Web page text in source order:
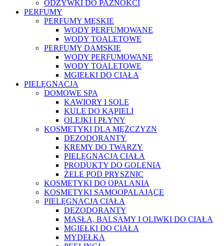
ODŻYWKI DO PAZNOKCI
PERFUMY
PERFUMY MĘSKIE
WODY PERFUMOWANE
WODY TOALETOWE
PERFUMY DAMSKIE
WODY PERFUMOWANE
WODY TOALETOWE
MGIEŁKI DO CIAŁA
PIELĘGNACJA
DOMOWE SPA
KAWIORY I SOLE
KULE DO KĄPIELI
OLEJKI I PŁYNY
KOSMETYKI DLA MĘŻCZYZN
DEZODORANTY
KREMY DO TWARZY
PIELĘGNACJA CIAŁA
PRODUKTY DO GOLENIA
ŻELE POD PRYSZNIC
KOSMETYKI DO OPALANIA
KOSMETYKI SAMOOPALAJĄCE
PIELĘGNACJA CIAŁA
DEZODORANTY
MASŁA, BALSAMY I OLIWKI DO CIAŁA
MGIEŁKI DO CIAŁA
MYDEŁKA